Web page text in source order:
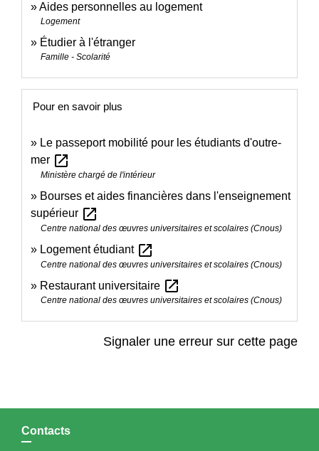
Aides personnelles au logement
Logement
Étudier à l'étranger
Famille - Scolarité
Pour en savoir plus
Le passeport mobilité pour les étudiants d'outre-
mer open_in_new
Ministère chargé de l'intérieur
Bourses et aides financières dans l'enseignement
supérieur open_in_new
Centre national des œuvres universitaires et scolaires (Cnous)
Logement étudiant open_in_new
Centre national des œuvres universitaires et scolaires (Cnous)
Restaurant universitaire open_in_new
Centre national des œuvres universitaires et scolaires (Cnous)
Signaler une erreur sur cette page
Contacts